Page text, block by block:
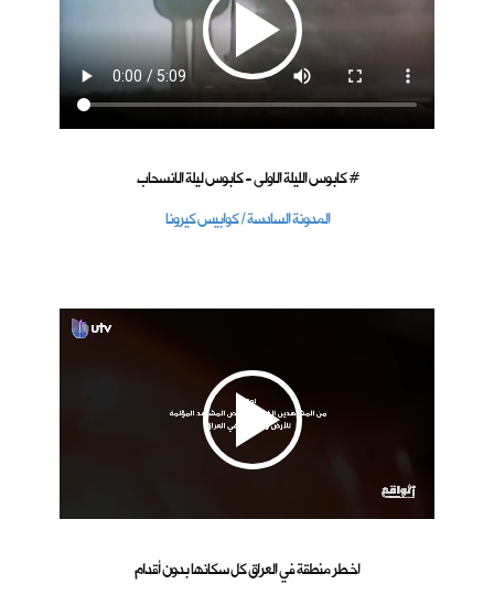
كابوس الليلة الاولى - كابوس ليلة الانسحاب #
المدونة السادسة / كوابيس كيرونا
اخـطر منطقة في العراق كل سكانها بدون أقدام